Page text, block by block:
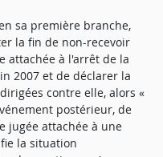
sa première branche,
la fin de non-recevoir
attachée à l'arrêt de la
2007 et de déclarer la
contre elle, alors «
postérieur, de
jugée attachée à une
la situation